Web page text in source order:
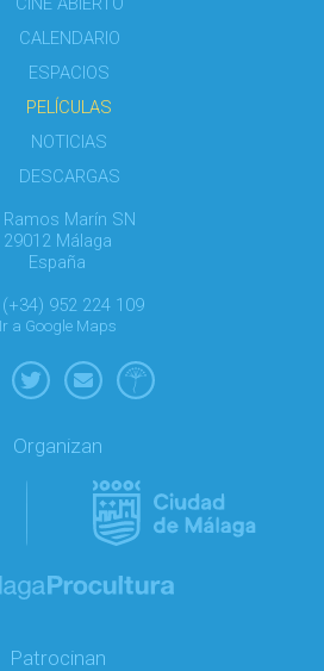
CALENDARIO
ESPACIOS
PELÍCULAS
NOTICIAS
DESCARGAS
Marín SN
29012 Málaga
España
(+34) 952 224 109
Ir a Google Maps
Organizan
Patrocinan